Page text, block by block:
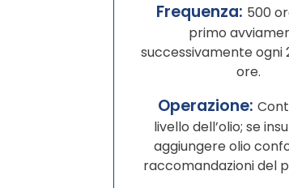
Frequenza: 500
primo
successivamente ogni
ore.
Operazione:
livello dell’olio; se
aggiungere olio
raccomandazioni del